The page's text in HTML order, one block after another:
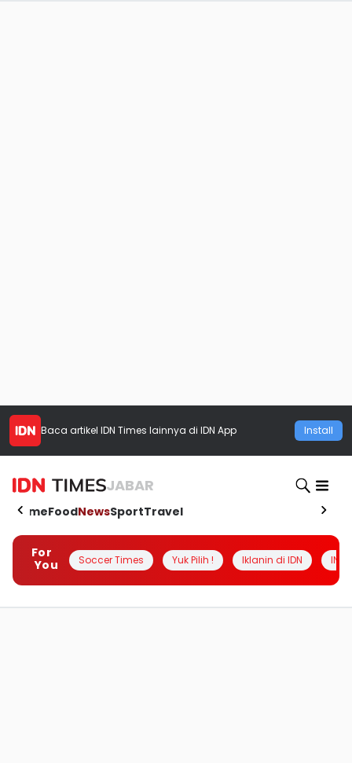
Baca artikel IDN Times lainnya di IDN App Install
JABAR
HomeFoodNewsSportTravel
For
You
Soccer Times Yuk Pilih ! Iklanin di IDN